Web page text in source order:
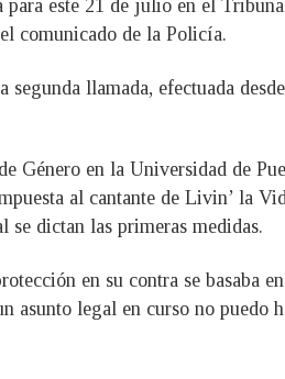
este 21 de julio en el
comunicado de la Policía.
llamada, efectuada
Género en la Universidad de
al cantante de Livin’ la
se dictan las primeras medidas.
en su contra se basaba
asunto legal en curso no puedo